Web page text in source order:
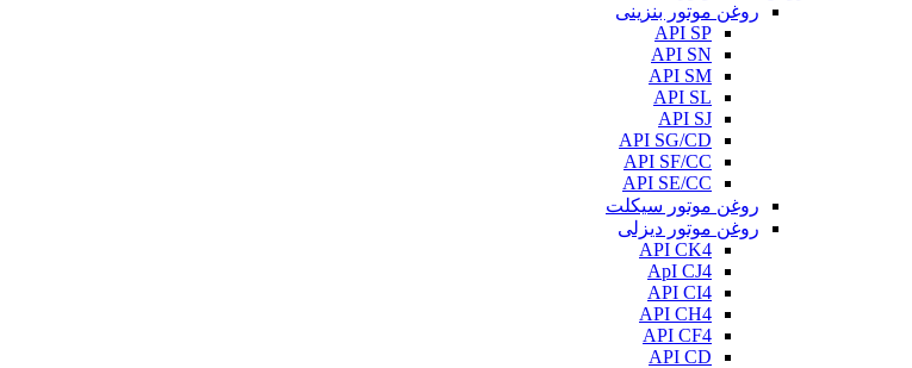
روغن موتور بنزینی
API SP
API SN
API SM
API SL
API SJ
API SG/CD
API SF/CC
API SE/CC
روغن موتور سیکلت
روغن موتور دیزلی
API CK4
ApI CJ4
API CI4
API CH4
API CF4
API CD